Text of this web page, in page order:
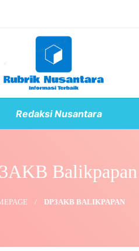
Redaksi Nusantara
Balikpapan
DP3AKB BALIKPAPAN